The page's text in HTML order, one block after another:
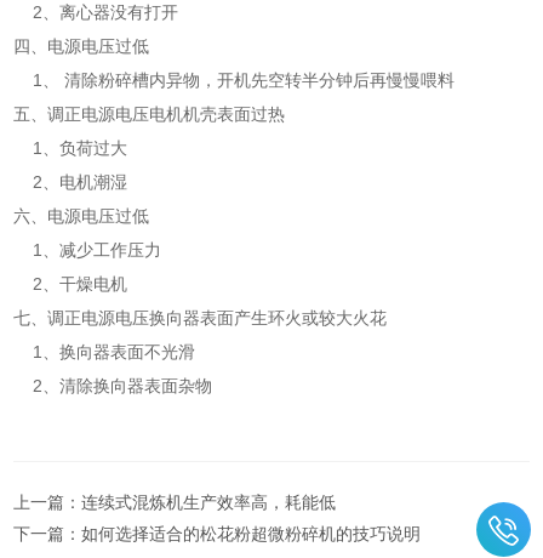
2、离心器没有打开
四、电源电压过低
1、 清除粉碎槽内异物，开机先空转半分钟后再慢慢喂料
五、调正电源电压电机机壳表面过热
1、负荷过大
2、电机潮湿
六、电源电压过低
1、减少工作压力
2、干燥电机
七、调正电源电压换向器表面产生环火或较大火花
1、换向器表面不光滑
2、清除换向器表面杂物
上一篇：连续式混炼机生产效率高，耗能低
下一篇：如何选择适合的松花粉超微粉碎机的技巧说明